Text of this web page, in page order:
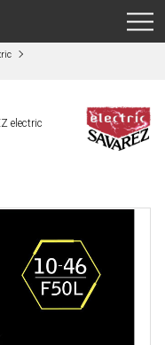
electric